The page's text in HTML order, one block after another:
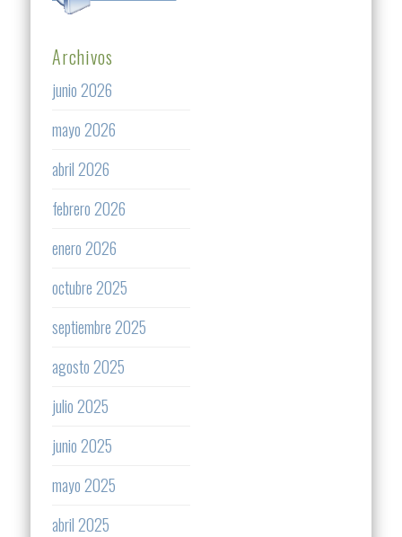
Archivos
junio 2026
mayo 2026
abril 2026
febrero 2026
enero 2026
octubre 2025
septiembre 2025
agosto 2025
julio 2025
junio 2025
mayo 2025
abril 2025